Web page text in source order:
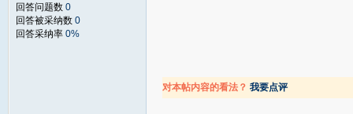
回答问题数 0
回答被采纳数 0
回答采纳率 0%
对本帖内容的看法？ 我要点评